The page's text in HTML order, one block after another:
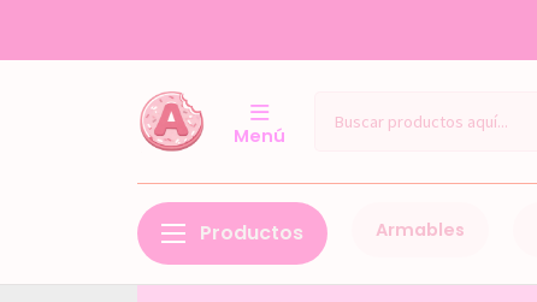
Menú
Productos Armables